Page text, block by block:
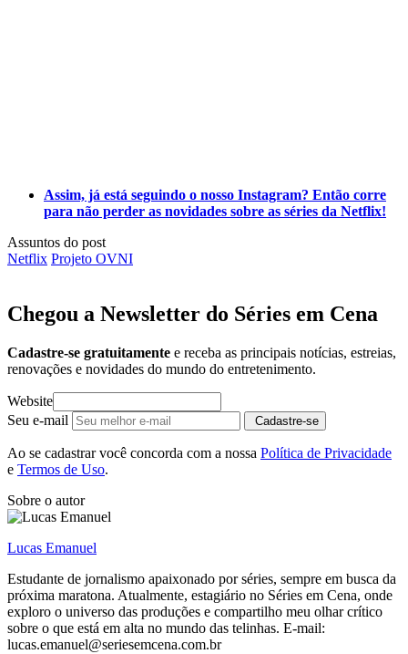
Assim, já está seguindo o nosso Instagram? Então corre
para não perder as novidades sobre as séries da Netflix!
Assuntos do post
Netflix Projeto OVNI
Chegou a Newsletter do Séries em Cena
Cadastre-se gratuitamente e receba as principais notícias, estreias,
renovações e novidades do mundo do entretenimento.
Website
Seu e-mail
Cadastre-se
Ao se cadastrar você concorda com a nossa Política de Privacidade
e Termos de Uso.
Sobre o autor
Lucas Emanuel
Estudante de jornalismo apaixonado por séries, sempre em busca da
próxima maratona. Atualmente, estagiário no Séries em Cena, onde
exploro o universo das produções e compartilho meu olhar crítico
sobre o que está em alta no mundo das telinhas. E-mail:
lucas.emanuel@seriesemcena.com.br